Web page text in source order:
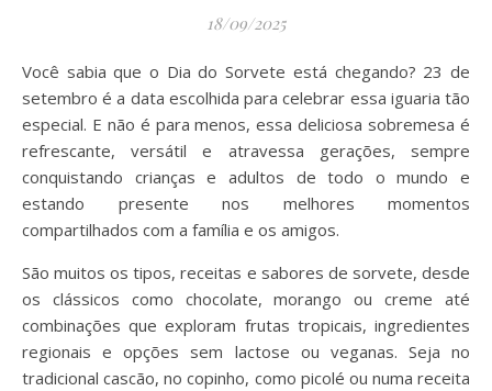
18/09/2025
Você sabia que o Dia do Sorvete está chegando? 23 de
setembro é a data escolhida para celebrar essa iguaria tão
especial. E não é para menos, essa deliciosa sobremesa é
refrescante, versátil e atravessa gerações, sempre
conquistando crianças e adultos de todo o mundo e
estando presente nos melhores momentos
compartilhados com a família e os amigos.
São muitos os tipos, receitas e sabores de sorvete, desde
os clássicos como chocolate, morango ou creme até
combinações que exploram frutas tropicais, ingredientes
regionais e opções sem lactose ou veganas. Seja no
tradicional cascão, no copinho, como picolé ou numa receita